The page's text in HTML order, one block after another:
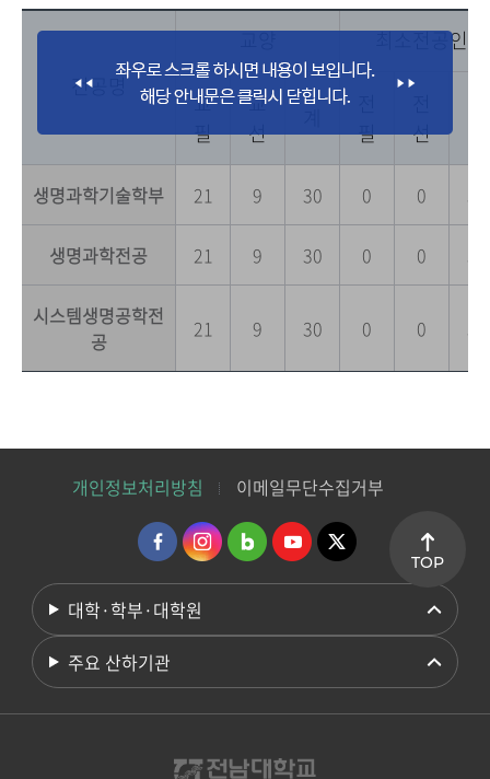
전공명
교양 최소전공인
교
필
교
선
필
선
생명과학기술학부 21 9 30 0 0
생명과학전공 21 9 30 0 0
시스템생명공학전
공
21 9 30 0 0
개인정보처리방침 이메일무단수집거부
대학·학부·대학원
주요 산하기관
TOP